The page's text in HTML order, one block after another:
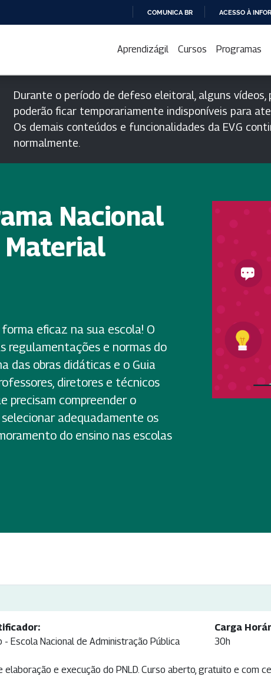
PARA
CONTEÚDO
COMUNICA BR ACESSO À
Aprendizágil Cursos Programas
Durante o período de defeso eleitoral, alguns
poderão ficar temporariamente indisponíveis para
Os demais conteúdos e funcionalidades da EV.G
normalmente.
Nacional
eficaz na sua escola! O
regulamentações e normas do
das obras didáticas e o Guia
diretores e técnicos
precisam compreender o
adequadamente os
do ensino nas escolas
- Escola Nacional de Administração Pública
Carga
30h
e execução do PNLD. Curso aberto, gratuito e com